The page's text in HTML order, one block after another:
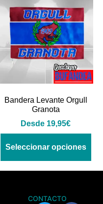
Bandera Levante Orgull
Granota
Desde 19,95€
Seleccionar opciones
CONTACTO